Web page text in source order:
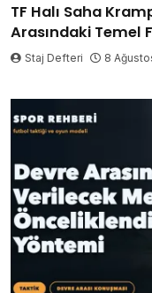
TF Halı Saha
Arasındaki Temel
Staj Defteri 8